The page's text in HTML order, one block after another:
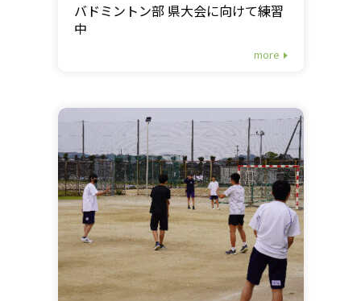
バドミントン部 県大会に向けて練習
中
more